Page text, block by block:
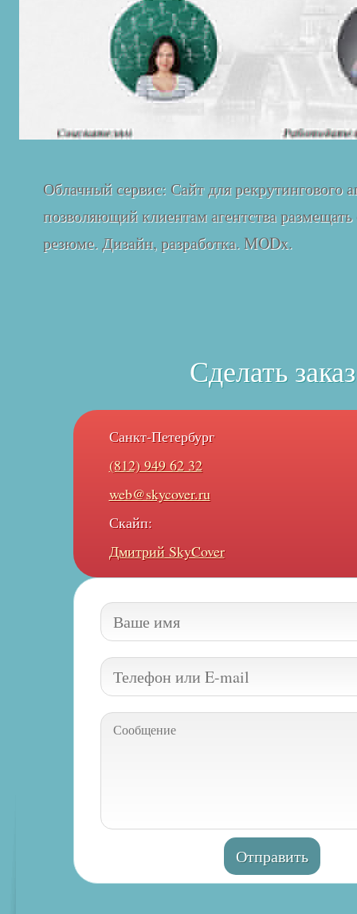
Облачный сервис: Сайт для рекрутингового
позволяющий клиентам агентства
резюме. Дизайн, разработка. MODx.
Сделать заказ
Санкт-Петербург
(812) 949 62 32
web@skycover.ru
Скайп:
Дмитрий SkyCover